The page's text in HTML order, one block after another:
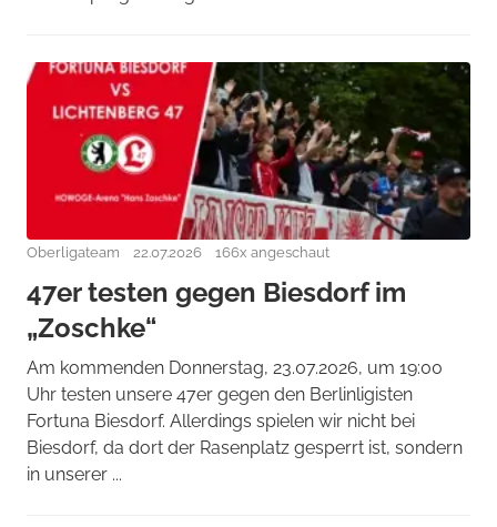
Oberligateam 22.07.2026 166x angeschaut
47er testen gegen Biesdorf im
„Zoschke“
Am kommenden Donnerstag, 23.07.2026, um 19:00
Uhr testen unsere 47er gegen den Berlinligisten
Fortuna Biesdorf. Allerdings spielen wir nicht bei
Biesdorf, da dort der Rasenplatz gesperrt ist, sondern
in unserer ...